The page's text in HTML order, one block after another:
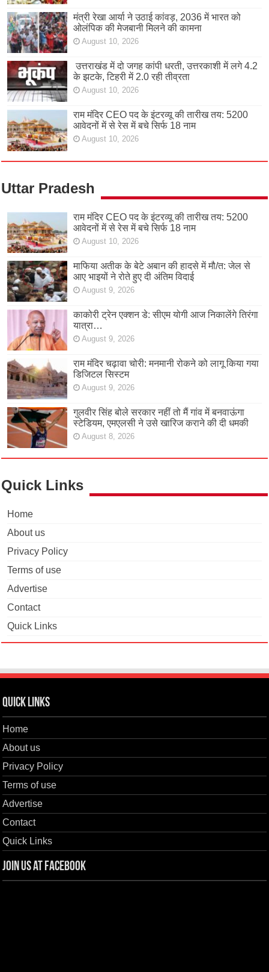
मंत्री रेखा आर्या ने उठाई कांवड़, 2036 में भारत को
ओलंपिक की मेजबानी मिलने की कामना
August 10, 2026
उत्तराखंड में दो जगह कांपी धरती, उत्तरकाशी में लगे 4.2
के झटके, टिहरी में 2.0 रही तीव्रता
August 10, 2026
राम मंदिर CEO पद के इंटरव्यू की तारीख तय: 5200
आवेदनों में से रेस में बचे सिर्फ 18 नाम
August 10, 2026
Uttar Pradesh
राम मंदिर CEO पद के इंटरव्यू की तारीख तय: 5200
आवेदनों में से रेस में बचे सिर्फ 18 नाम
August 10, 2026
माफिया अतीक के बेटे अबान की हादसे में मौ/त: जेल से
आए भाइयों ने रोते हुए दी अंतिम विदाई
August 9, 2026
काकोरी ट्रेन एक्शन डे: सीएम योगी आज निकालेंगे तिरंगा
यात्रा…
August 9, 2026
राम मंदिर चढ़ावा चोरी: मनमानी रोकने को लागू किया गया
डिजिटल सिस्टम
August 9, 2026
गुलवीर सिंह बोले सरकार नहीं तो मैं गांव में बनवाऊंगा
स्टेडियम, एमएलसी ने उसे खारिज कराने की दी धमकी
August 8, 2026
Quick Links
Home
About us
Privacy Policy
Terms of use
Advertise
Contact
Quick Links
Quick Links
Home
About us
Privacy Policy
Terms of use
Advertise
Contact
Quick Links
Join us at Facebook